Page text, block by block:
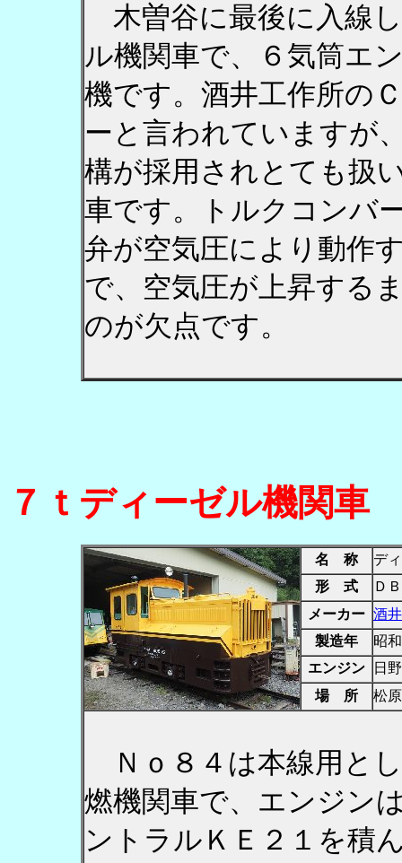
木曽谷に最後に入線
ル機関車で、６気筒エ
機です。酒井工作所の
ーと言われていますが
構が採用されとても扱
車です。トルクコンバ
弁が空気圧により動作
で、空気圧が上昇する
のが欠点です。
７ｔディーゼル機関車
名 称
デ
形 式
Ｄ
メーカー 酒
製造年
昭
エンジン
日
場 所
松
Ｎｏ８４は本線用と
燃機関車で、エンジン
ントラルＫＥ２１を積